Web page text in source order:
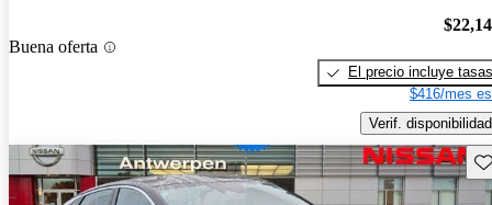
Buena oferta
El precio incluye tasas
$416/mes
Verif. disponibilidad